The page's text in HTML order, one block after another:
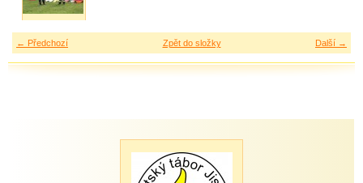
← Předchozí Další →
Zpět do složky